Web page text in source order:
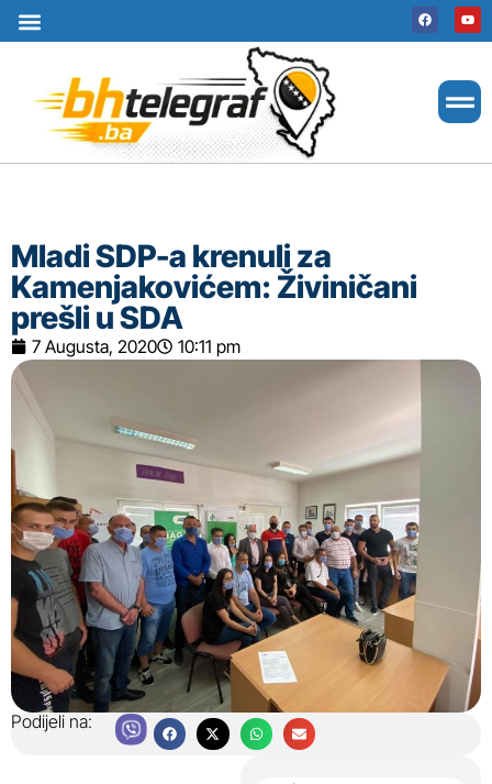
Mladi SDP-a krenuli za
Kamenjakovićem: Živiničani
prešli u SDA
7 Augusta, 2020 10:11 pm
Podijeli na: